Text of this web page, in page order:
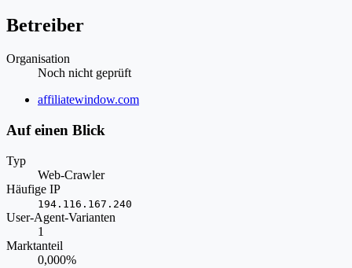
Betreiber
Organisation
Noch nicht geprüft
Website
affiliatewindow.com
Auf einen Blick
Typ
Web-Crawler
Häufige IP
194.116.167.240
User-Agent-Varianten
1
Marktanteil
0,000%